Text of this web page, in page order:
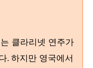
클라리넷 연주가
. 하지만 영국에서